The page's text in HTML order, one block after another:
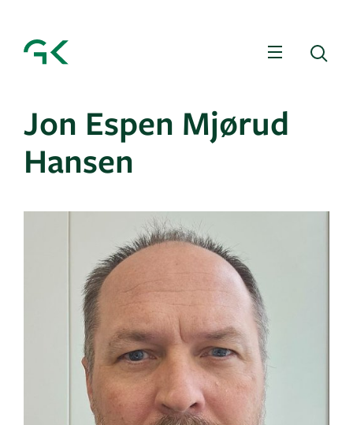
Meny
Jon Espen Mjørud
Hansen